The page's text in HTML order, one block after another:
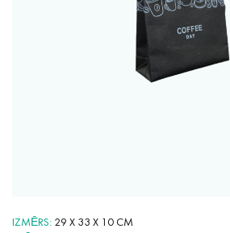
IZMĒRS
29 X 33 X 10 CM